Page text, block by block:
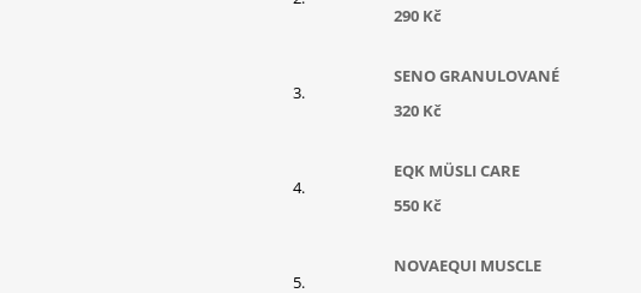
290 Kč
SENO GRANULOVANÉ
320 Kč
EQK MÜSLI CARE
550 Kč
NOVAEQUI MUSCLE